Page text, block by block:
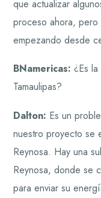
que actualizar
proceso ahora, pero
empezando desde
BNamericas: ¿Es
Tamaulipas?
Dalton: Es un
nuestro proyecto se
Reynosa. Hay una
Reynosa, donde se
para enviar su